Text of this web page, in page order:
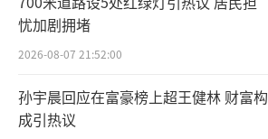
忧加剧拥堵
2026-08-07 21:52:00
孙宇晨回应在富豪榜上超王健林 财富构
成引热议